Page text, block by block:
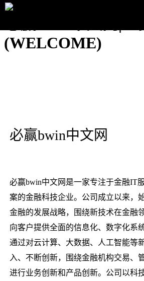
(WELCOME)
必赢bwin中文网
必赢bwin中文网是一家专注于金融IT
案的金融科技企业。公司成立以来，
金融的发展战略，围绕新技术在金融
向客户提供全面的信息化、数字化系
通过对云计算、大数据、人工智能等
入、不断创新，围绕金融机构交易、
进行业务创新和产品创新。公司以科